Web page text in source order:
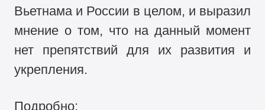
Вьетнама и России в целом, и выразил
мнение о том, что на данный момент
нет препятствий для их развития и
укрепления.
Подробно: